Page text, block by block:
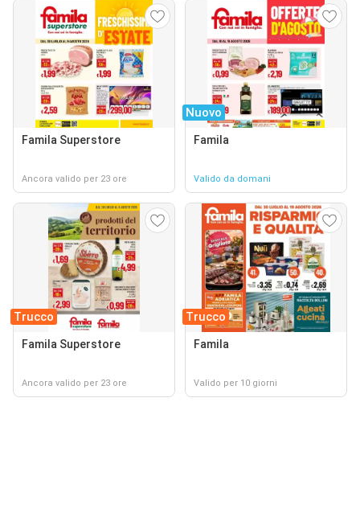
Famila Superstore
Ancora valido per 23 ore
Nuovo
Famila
Valido da domani
Trucco
Famila Superstore
Ancora valido per 23 ore
Trucco
Famila
Valido per 10 giorni